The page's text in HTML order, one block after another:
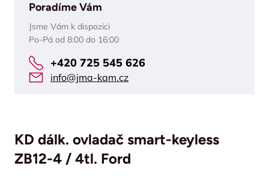
Poradíme Vám
Jsme Vám k dispozici
Po-Pá od 8:00 do 16:00
+420 725 545 626
info@jma-kam.cz
KD dálk. ovladač smart-keyless
ZB12-4 / 4tl. Ford